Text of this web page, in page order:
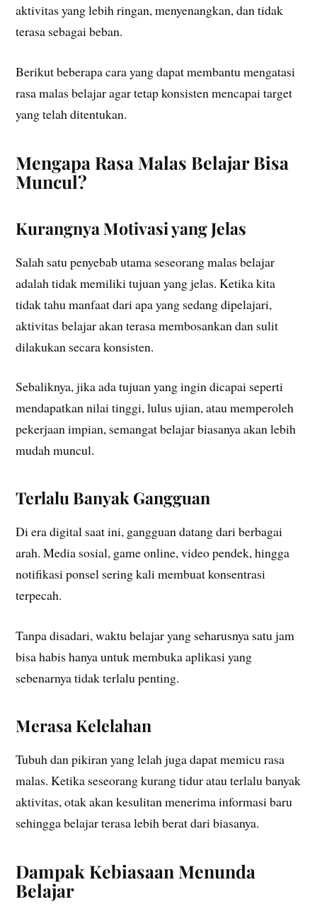
aktivitas yang lebih ringan, menyenangkan, dan tidak
terasa sebagai beban.
Berikut beberapa cara yang dapat membantu mengatasi
rasa malas belajar agar tetap konsisten mencapai target
yang telah ditentukan.
Mengapa Rasa Malas Belajar Bisa
Muncul?
Kurangnya Motivasi yang Jelas
Salah satu penyebab utama seseorang malas belajar
adalah tidak memiliki tujuan yang jelas. Ketika kita
tidak tahu manfaat dari apa yang sedang dipelajari,
aktivitas belajar akan terasa membosankan dan sulit
dilakukan secara konsisten.
Sebaliknya, jika ada tujuan yang ingin dicapai seperti
mendapatkan nilai tinggi, lulus ujian, atau memperoleh
pekerjaan impian, semangat belajar biasanya akan lebih
mudah muncul.
Terlalu Banyak Gangguan
Di era digital saat ini, gangguan datang dari berbagai
arah. Media sosial, game online, video pendek, hingga
notifikasi ponsel sering kali membuat konsentrasi
terpecah.
Tanpa disadari, waktu belajar yang seharusnya satu jam
bisa habis hanya untuk membuka aplikasi yang
sebenarnya tidak terlalu penting.
Merasa Kelelahan
Tubuh dan pikiran yang lelah juga dapat memicu rasa
malas. Ketika seseorang kurang tidur atau terlalu banyak
aktivitas, otak akan kesulitan menerima informasi baru
sehingga belajar terasa lebih berat dari biasanya.
Dampak Kebiasaan Menunda
Belajar